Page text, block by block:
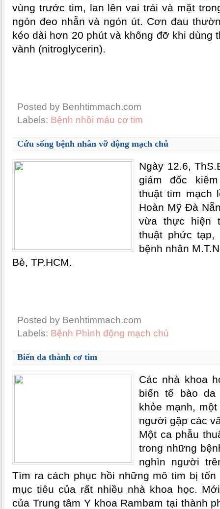
vùng trước tim, lan lên vai trái và mặt
ngón đeo nhẫn và ngón út. Cơn đau
kéo dài hơn 20 phút và không đỡ khi dùng
vành (nitroglycerin).
Posted by Benhtimmach.com
Labels: Bệnh nhồi máu cơ tim
Cứu sống bệnh nhân vỡ động mạch chủ
Ngày 12.6,
giám đốc
thuật tim mạch
Hoàn Mỹ Đà
vừa thực hiện
thuật phức tạp,
bệnh nhân
Bè, TP.HCM.
Posted by Benhtimmach.com
Labels: Bệnh Phình động mạch chủ
Biến da thành cơ tim
Các nhà khoa
biến tế bào
khỏe mạnh,
người gặp các
Một ca phẫu
trong những
nghìn người
Tìm ra cách phục hồi những mô tim bị
mục tiêu của rất nhiều nhà khoa học.
của Trung tâm Y khoa Rambam tại thành